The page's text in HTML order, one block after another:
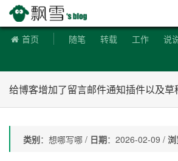
首页 随笔 转载 工作 说
给博客增加了留言邮件通知插件以及草
类别：想哪写哪 / 日期：2026-02-09 /